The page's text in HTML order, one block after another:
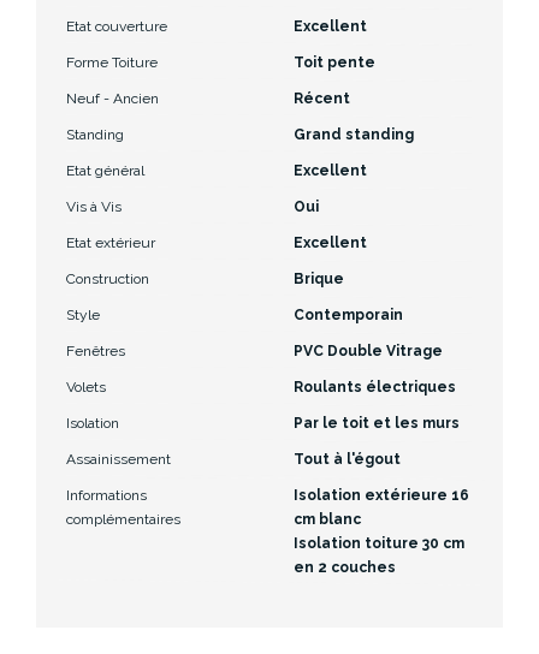
Etat couverture Excellent
Forme Toiture Toit pente
Neuf - Ancien Récent
Standing Grand standing
Etat général Excellent
Vis à Vis Oui
Etat extérieur Excellent
Construction Brique
Style Contemporain
Fenêtres PVC Double Vitrage
Volets Roulants électriques
Isolation Par le toit et les murs
Assainissement Tout à l'égout
Informations
complémentaires
Isolation extérieure 16
cm blanc
Isolation toiture 30 cm
en 2 couches